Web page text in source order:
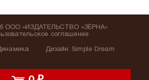
ООО «ИЗДАТЕЛЬСТВО «ЗЁРНА»
соглашение
Дизайн: Simple Dream